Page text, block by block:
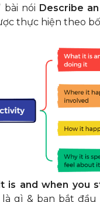
bài nói Describe
thực hiện theo
is and when you
gì & bạn bắt đầu